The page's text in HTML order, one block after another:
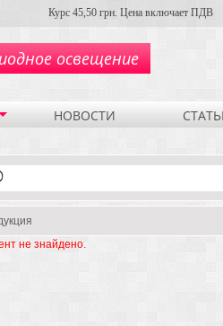
Курс 45,50 грн. Цена включает ПДВ
освещение
НОВОСТИ
не знайдено.